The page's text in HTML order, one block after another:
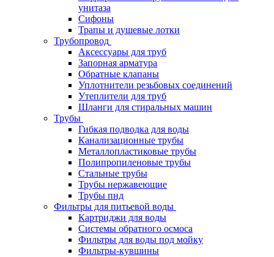
унитаза
Сифоны
Трапы и душевые лотки
Трубопровод
Аксессуары для труб
Запорная арматура
Обратные клапаны
Уплотнители резьбовых соединений
Утеплители для труб
Шланги для стиральных машин
Трубы
Гибкая подводка для воды
Канализационные трубы
Металлопластиковые трубы
Полипропиленовые трубы
Стальные трубы
Трубы нержавеющие
Трубы пнд
Фильтры для питьевой воды
Картриджи для воды
Системы обратного осмоса
Фильтры для воды под мойку
Фильтры-кувшины